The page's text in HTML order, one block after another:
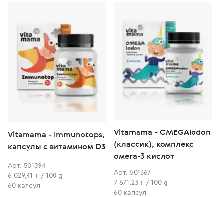
Vitamama - Immunotops,
капсулы с витамином D3
Арт. 501394
6 029,41 ₸ / 100 g
60 капсул
Vitamama - OMEGAlodon
(классик), комплекс
омега-3 кислот
Арт. 501367
7 671,23 ₸ / 100 g
60 капсул